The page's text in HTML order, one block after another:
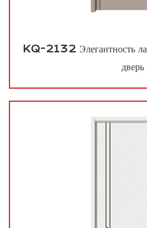
KQ-2132 Элегантность
дверь